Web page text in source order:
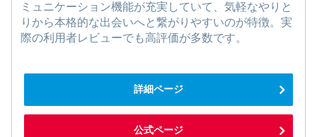
ミュニケーション機能が充実していて、気軽なやりと
りから本格的な出会いへと繋がりやすいのが特徴。実
際の利用者レビューでも高評価が多数です。
詳細ページ
公式ページ